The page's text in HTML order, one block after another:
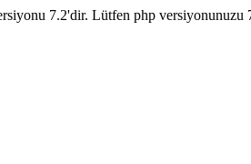
7.2'dir. Lütfen php